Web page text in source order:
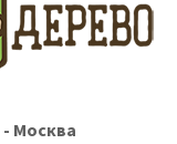
- Москва